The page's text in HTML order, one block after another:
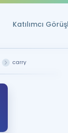
Katılımcı
carry